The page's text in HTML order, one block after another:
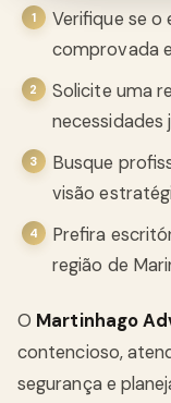
Verifique se o
comprovada
Solicite uma
necessidades
Busque
visão
Prefira
região de
O Martinhago
contencioso,
segurança e